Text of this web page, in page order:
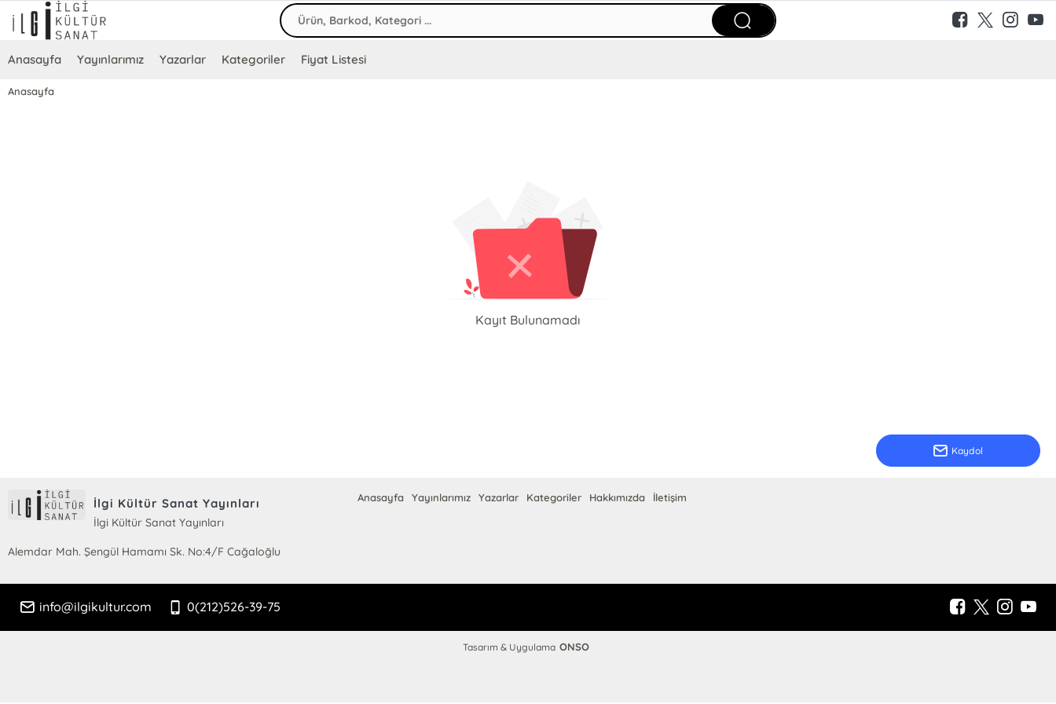
Anasayfa Yayınlarımız Yazarlar Kategoriler Fiyat Listesi
Anasayfa
Kayıt Bulunamadı
Kaydol
İlgi Kültür Sanat Yayınları
İlgi Kültür Sanat Yayınları
Alemdar Mah. Şengül Hamamı Sk. No:4/F Cağaloğlu
Anasayfa Yayınlarımız Yazarlar Kategoriler Hakkımızda İletişim
info@ilgikultur.com 0(212)526-39-75
Tasarım & Uygulama ONSO